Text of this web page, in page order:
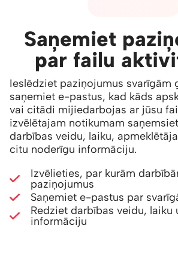
Saņemiet
par failu
Ieslēdziet paziņojumus svarīgām
saņemiet e-pastus, kad kāds
vai citādi mijiedarbojas ar jūsu
izvēlētajam notikumam
darbības veidu, laiku,
citu noderīgu informāciju.
Izvēlieties, par kurām
paziņojumus
Saņemiet e-pastus par
Redziet darbības veidu, laiku
informāciju